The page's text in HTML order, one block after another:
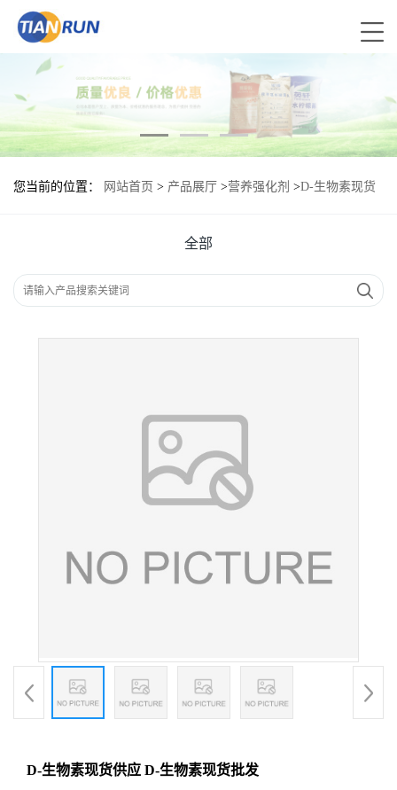
您当前的位置： 网站首页 > 产品展厅 >营养强化剂 >D-生物素现货
全部
D-生物素现货供应 D-生物素现货批发